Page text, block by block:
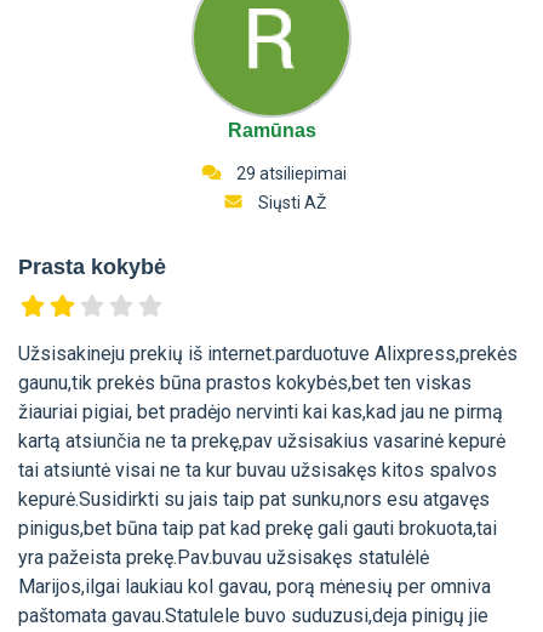
Ramūnas
29 atsiliepimai
Siųsti AŽ
Prasta kokybė
Užsisakineju prekių iš internet.parduotuve Alixpress,prekės
gaunu,tik prekės būna prastos kokybės,bet ten viskas
žiauriai pigiai, bet pradėjo nervinti kai kas,kad jau ne pirmą
kartą atsiunčia ne ta prekę,pav užsisakius vasarinė kepurė
tai atsiuntė visai ne ta kur buvau užsisakęs kitos spalvos
kepurė.Susidirkti su jais taip pat sunku,nors esu atgavęs
pinigus,bet būna taip pat kad prekę gali gauti brokuota,tai
yra pažeista prekę.Pav.buvau užsisakęs statulėlė
Marijos,ilgai laukiau kol gavau, porą mėnesių per omniva
paštomata gavau.Statulele buvo suduzusi,deja pinigų jie